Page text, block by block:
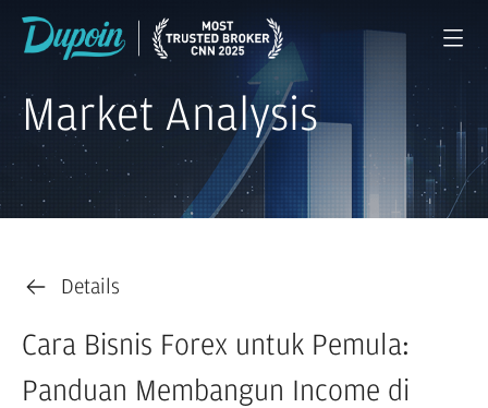
Market Analysis
Details
Cara Bisnis Forex untuk Pemula:
Panduan Membangun Income di